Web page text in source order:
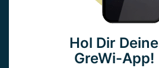
Hol Dir Deine
GreWi-App!